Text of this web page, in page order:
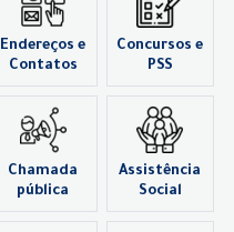
Endereços e
Contatos
Concursos e
PSS
Chamada
pública
Assistência
Social